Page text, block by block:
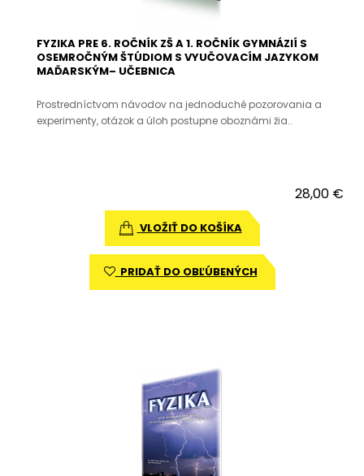
FYZIKA PRE 6. ROČNÍK ZŠ A 1. ROČNÍK GYMNÁZIÍ S
OSEMROČNÝM ŠTÚDIOM S VYUČOVACÍM JAZYKOM
MAĎARSKÝM– UČEBNICA
Prostredníctvom návodov na jednoduché pozorovania a
experimenty, otázok a úloh postupne oboznámi žia..
28,00 €
VLOŽIŤ DO KOŠÍKA
PRIDAŤ DO OBĽÚBENÝCH